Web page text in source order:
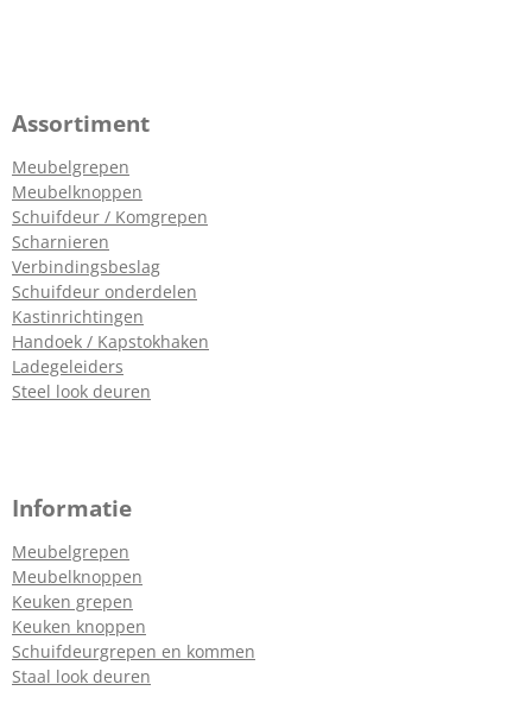
Assortiment
Meubelgrepen
Meubelknoppen
Schuifdeur / Komgrepen
Scharnieren
Verbindingsbeslag
Schuifdeur onderdelen
Kastinrichtingen
Handoek / Kapstokhaken
Ladegeleiders
Steel look deuren
Informatie
Meubelgrepen
Meubelknoppen
Keuken grepen
Keuken knoppen
Schuifdeurgrepen en kommen
Staal look deuren